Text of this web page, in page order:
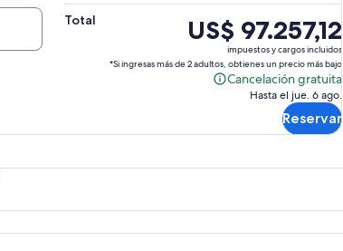
Total
El
precio
es
US$ 97.257,12.
US$ 97.257,12
impuestos y cargos incluidos
*Si ingresas más de 2 adultos, obtienes un precio más bajo
Cancelación gratuita
Cancelación
Hasta el jue. 6 ago.
Reservar